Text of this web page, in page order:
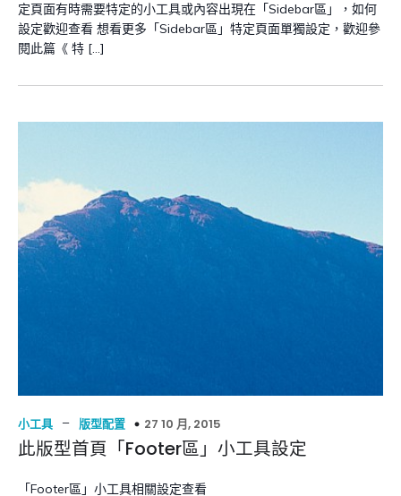
定頁面有時需要特定的小工具或內容出現在「Sidebar區」，如何
設定歡迎查看 想看更多「Sidebar區」特定頁面單獨設定，歡迎參
閱此篇《 特 […]
小工具 – 版型配置 27 10 月, 2015
此版型首頁「Footer區」小工具設定
「Footer區」小工具相關設定查看